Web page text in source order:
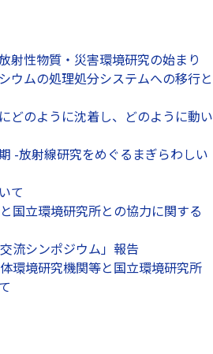
射性物質・災害環境研究の始まり
ウムの処理処分システムへの移行と
どのように沈着し、どのように動い
-放射線研究をめぐるまぎらわしい
て
国立環境研究所との協力に関する
流シンポジウム」報告
環境研究機関等と国立環境研究所